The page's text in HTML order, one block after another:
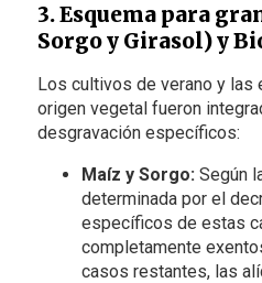
3. Esquema para
Sorgo y Girasol) y
Los cultivos de verano y las
origen vegetal fueron
desgravación específicos:
Maíz y Sorgo:Según
determinada por el
específicos de estas
completamente
casos restantes, las